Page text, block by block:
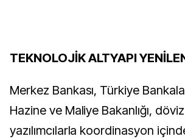
TEKNOLOJİK ALTYAPI
Merkez Bankası, Türkiye
Hazine ve Maliye Bakanlığı,
yazılımcılarla koordinasyon